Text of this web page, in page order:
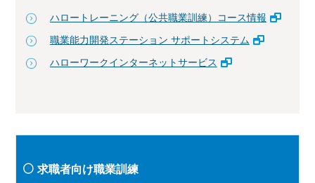
ハロートレーニング（公共職業訓練）コース情報
職業能力開発ステーション サポートシステム
ハローワークインターネットサービス
求職者向け職業訓練